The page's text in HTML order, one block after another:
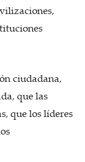
ciudadana,
que las
que los líderes